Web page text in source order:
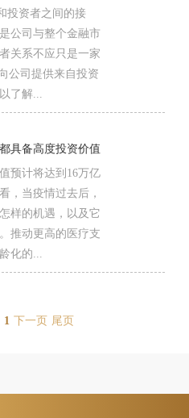
投资者之间的接
公司与整个金融市
关系不应只是一家
公司提供来自投资
了解...
具备高度投资价值
预计将达到16万亿
，当疫情过去后，
样的机遇，以及它
推动更高的医疗支
化的...
1 下一页 尾页